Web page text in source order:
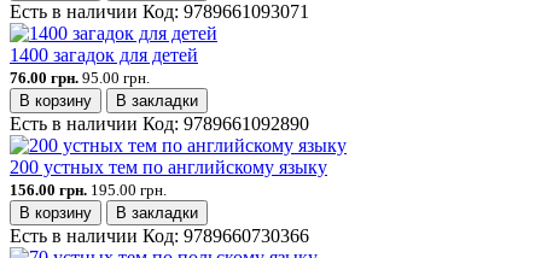
Есть в наличии Код: 9789661093071
1400 загадок для детей
76.00 грн. 95.00 грн.
В корзину
В закладки
Есть в наличии Код: 9789661092890
200 устных тем по английскому языку
156.00 грн. 195.00 грн.
В корзину
В закладки
Есть в наличии Код: 9789660730366